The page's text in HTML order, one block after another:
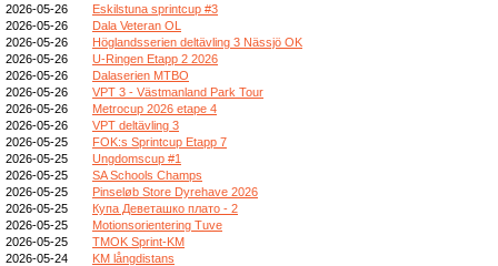
2026-05-26
Eskilstuna sprintcup #3
2026-05-26
Dala Veteran OL
2026-05-26
Höglandsserien deltävling 3 Nässjö OK
2026-05-26
U-Ringen Etapp 2 2026
2026-05-26
Dalaserien MTBO
2026-05-26
VPT 3 - Västmanland Park Tour
2026-05-26
Metrocup 2026 etape 4
2026-05-26
VPT deltävling 3
2026-05-25
FOK:s Sprintcup Etapp 7
2026-05-25
Ungdomscup #1
2026-05-25
SA Schools Champs
2026-05-25
Pinseløb Store Dyrehave 2026
2026-05-25
Купа Деветашко плато - 2
2026-05-25
Motionsorientering Tuve
2026-05-25
TMOK Sprint-KM
2026-05-24
KM långdistans